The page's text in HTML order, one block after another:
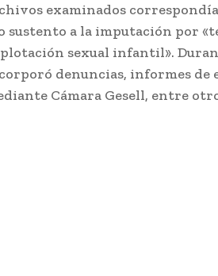
examinados
sustento a la imputación por
sexual infantil».
denuncias, informes de
Cámara Gesell, entre